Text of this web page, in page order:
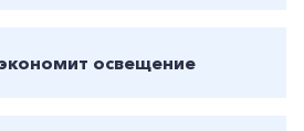
освещение